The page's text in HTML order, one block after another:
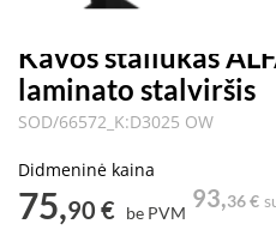
Kavos staliukas
laminato stalviršis
SOD/66572_K:D3025 OW
Didmeninė kaina
75,90 € be PVM
93,36 €